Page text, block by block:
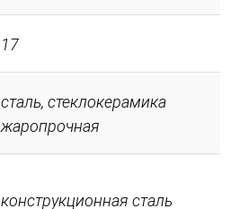
17
сталь, стеклокерамика
жаропрочная
конструкционная сталь